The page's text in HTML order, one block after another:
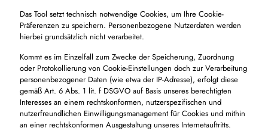
Das Tool setzt technisch notwendige Cookies, um Ihre Cookie-
Präferenzen zu speichern. Personenbezogene Nutzerdaten werden
hierbei grundsätzlich nicht verarbeitet.
Kommt es im Einzelfall zum Zwecke der Speicherung, Zuordnung
oder Protokollierung von Cookie-Einstellungen doch zur Verarbeitung
personenbezogener Daten (wie etwa der IP-Adresse), erfolgt diese
gemäß Art. 6 Abs. 1 lit. f DSGVO auf Basis unseres berechtigten
Interesses an einem rechtskonformen, nutzerspezifischen und
nutzerfreundlichen Einwilligungsmanagement für Cookies und mithin
an einer rechtskonformen Ausgestaltung unseres Internetauftritts.